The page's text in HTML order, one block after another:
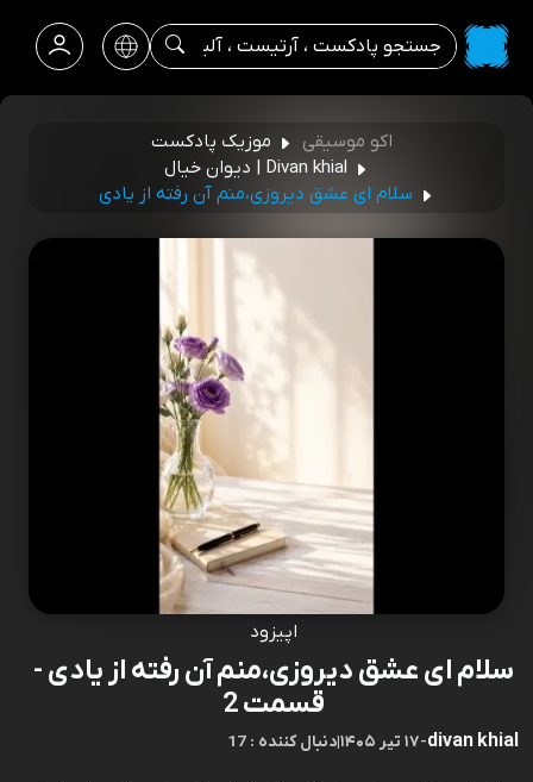
اکو موسیقی
موزیک پادکست
Divan khial | دیوان خیال
سلام ای عشق دیروزی،منم آن رفته از یادی
اپیزود
سلام ای عشق دیروزی،منم آن رفته از یادی -
قسمت 2
divan khial
-۱۷ تیر ۱۴۰۵ |17 : دنبال کننده